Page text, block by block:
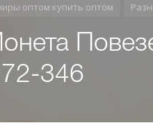
оптом купить оптом
346